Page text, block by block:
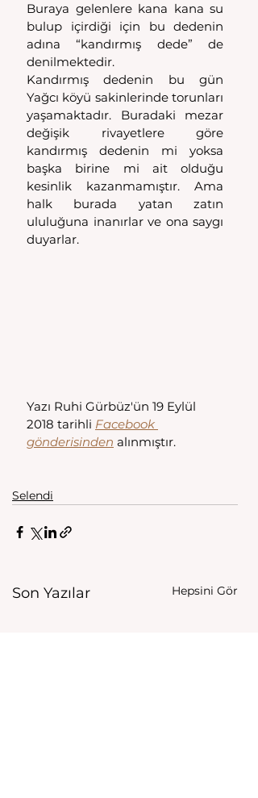
Buraya gelenlere kana kana su
bulup içirdiği için bu dedenin
adına “kandırmış dede” de
denilmektedir.
Kandırmış dedenin bu gün
Yağcı köyü sakinlerinde torunları
yaşamaktadır. Buradaki mezar
değişik rivayetlere göre
kandırmış dedenin mi yoksa
başka birine mi ait olduğu
kesinlik kazanmamıştır. Ama
halk burada yatan zatın
ululuğuna inanırlar ve ona saygı
duyarlar.
Yazı Ruhi Gürbüz'ün 19 Eylül
2018 tarihli Facebook
gönderisinden alınmıştır.
Selendi
Son Yazılar Hepsini Gör